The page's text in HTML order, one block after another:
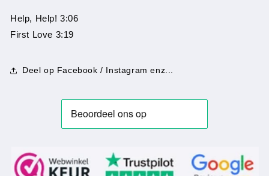
Help, Help! 3:06
First Love 3:19
Deel op Facebook / Instagram enz...